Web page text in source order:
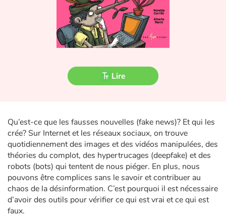
Princesses et princes, rois, reines et dragons
Ogres, monstres et sorcières
Héroïnes et héros
Les animaux
Voyage, épopée, enquête, aventure
Autour du monde
Apprentissage
Lire
Qu’est-ce que les fausses nouvelles (fake news)? Et qui les
crée? Sur Internet et les réseaux sociaux, on trouve
quotidiennement des images et des vidéos manipulées, des
théories du complot, des hypertrucages (deepfake) et des
robots (bots) qui tentent de nous piéger. En plus, nous
pouvons être complices sans le savoir et contribuer au
chaos de la désinformation. C’est pourquoi il est nécessaire
d’avoir des outils pour vérifier ce qui est vrai et ce qui est
faux.